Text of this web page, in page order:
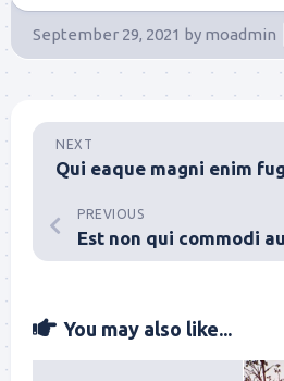
September 29, 2021 by moadmin
NEXT
Qui eaque magni enim
PREVIOUS
Est non qui commodi
You may also like...